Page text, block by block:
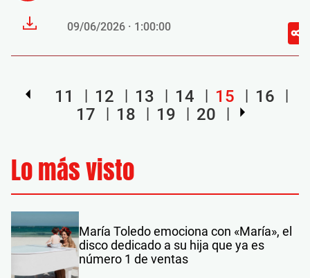
09/06/2026 · 1:00:00
11 12 13 14 15
16
17
18 19 20
Lo más visto
María Toledo emociona con «María», el
disco dedicado a su hija que ya es
número 1 de ventas